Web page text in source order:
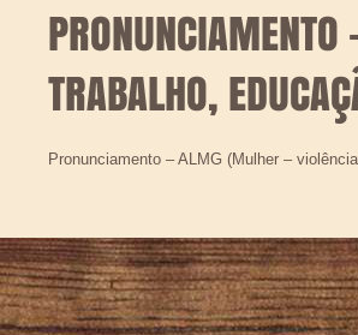
TRABALHO,
Pronunciamento – ALMG (Mulher –